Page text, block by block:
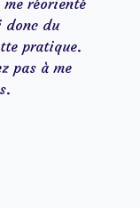
réorienté
donc du
pratique.
pas à me